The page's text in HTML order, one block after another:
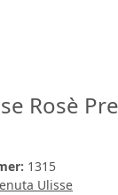
Rosè
1315
Ulisse